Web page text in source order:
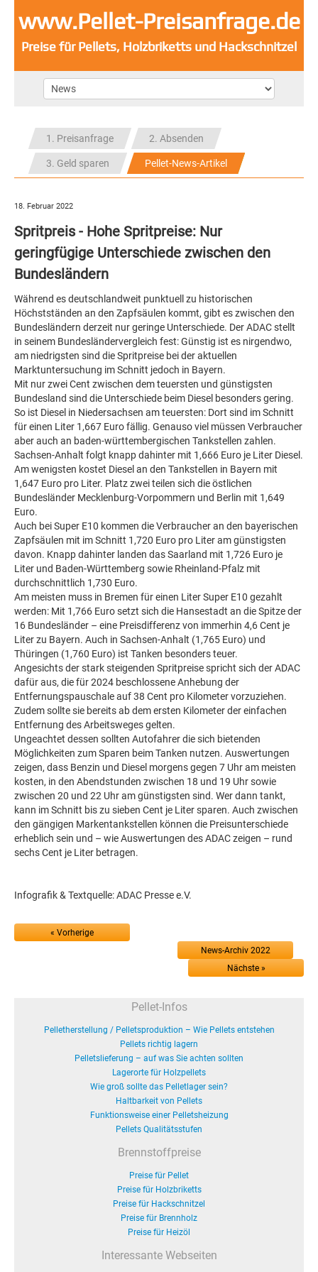
www.Pellet-Preisanfrage.de
Preise für Pellets, Holzbriketts und Hackschnitzel
1. Preisanfrage 2. Absenden
3. Geld sparen Pellet-News-Artikel
18. Februar 2022
Spritpreis - Hohe Spritpreise: Nur
geringfügige Unterschiede zwischen den
Bundesländern
Während es deutschlandweit punktuell zu historischen
Höchstständen an den Zapfsäulen kommt, gibt es zwischen den
Bundesländern derzeit nur geringe Unterschiede. Der ADAC stellt
in seinem Bundesländervergleich fest: Günstig ist es nirgendwo,
am niedrigsten sind die Spritpreise bei der aktuellen
Marktuntersuchung im Schnitt jedoch in Bayern.
Mit nur zwei Cent zwischen dem teuersten und günstigsten
Bundesland sind die Unterschiede beim Diesel besonders gering.
So ist Diesel in Niedersachsen am teuersten: Dort sind im Schnitt
für einen Liter 1,667 Euro fällig. Genauso viel müssen Verbraucher
aber auch an baden-württembergischen Tankstellen zahlen.
Sachsen-Anhalt folgt knapp dahinter mit 1,666 Euro je Liter Diesel.
Am wenigsten kostet Diesel an den Tankstellen in Bayern mit
1,647 Euro pro Liter. Platz zwei teilen sich die östlichen
Bundesländer Mecklenburg-Vorpommern und Berlin mit 1,649
Euro.
Auch bei Super E10 kommen die Verbraucher an den bayerischen
Zapfsäulen mit im Schnitt 1,720 Euro pro Liter am günstigsten
davon. Knapp dahinter landen das Saarland mit 1,726 Euro je
Liter und Baden-Württemberg sowie Rheinland-Pfalz mit
durchschnittlich 1,730 Euro.
Am meisten muss in Bremen für einen Liter Super E10 gezahlt
werden: Mit 1,766 Euro setzt sich die Hansestadt an die Spitze der
16 Bundesländer – eine Preisdifferenz von immerhin 4,6 Cent je
Liter zu Bayern. Auch in Sachsen-Anhalt (1,765 Euro) und
Thüringen (1,760 Euro) ist Tanken besonders teuer.
Angesichts der stark steigenden Spritpreise spricht sich der ADAC
dafür aus, die für 2024 beschlossene Anhebung der
Entfernungspauschale auf 38 Cent pro Kilometer vorzuziehen.
Zudem sollte sie bereits ab dem ersten Kilometer der einfachen
Entfernung des Arbeitsweges gelten.
Ungeachtet dessen sollten Autofahrer die sich bietenden
Möglichkeiten zum Sparen beim Tanken nutzen. Auswertungen
zeigen, dass Benzin und Diesel morgens gegen 7 Uhr am meisten
kosten, in den Abendstunden zwischen 18 und 19 Uhr sowie
zwischen 20 und 22 Uhr am günstigsten sind. Wer dann tankt,
kann im Schnitt bis zu sieben Cent je Liter sparen. Auch zwischen
den gängigen Markentankstellen können die Preisunterschiede
erheblich sein und – wie Auswertungen des ADAC zeigen – rund
sechs Cent je Liter betragen.
Infografik & Textquelle: ADAC Presse e.V.
« Vorherige
News-Archiv 2022
Nächste »
Pellet-Infos
Pelletherstellung / Pelletsproduktion – Wie Pellets entstehen
Pellets richtig lagern
Pelletslieferung – auf was Sie achten sollten
Lagerorte für Holzpellets
Wie groß sollte das Pelletlager sein?
Haltbarkeit von Pellets
Funktionsweise einer Pelletsheizung
Pellets Qualitätsstufen
Brennstoffpreise
Preise für Pellet
Preise für Holzbriketts
Preise für Hackschnitzel
Preise für Brennholz
Preise für Heizöl
Interessante Webseiten